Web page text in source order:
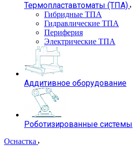
Термопластавтоматы (ТПА)
Гибридные ТПА
Гидравлические ТПА
Периферия
Электрические ТПА
Аддитивное оборудование
Роботизированные системы
Оснастка